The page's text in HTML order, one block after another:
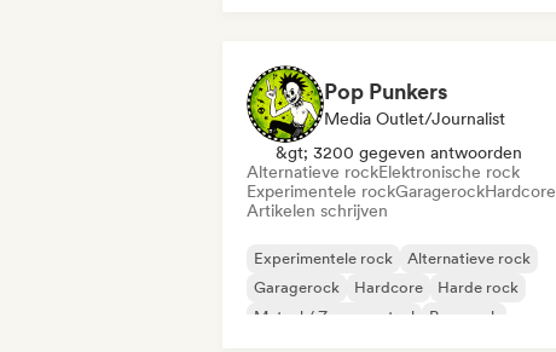
Pop Punkers
Media Outlet/Journalist
&gt; 3200 gegeven antwoorden
Alternatieve rockElektronische rock
Experimentele rockGaragerockHardcore
Artikelen schrijven
Experimentele rock
Alternatieve rock
Garagerock
Hardcore
Harde rock
Metaal / Zwaar metaal
Pop-punk